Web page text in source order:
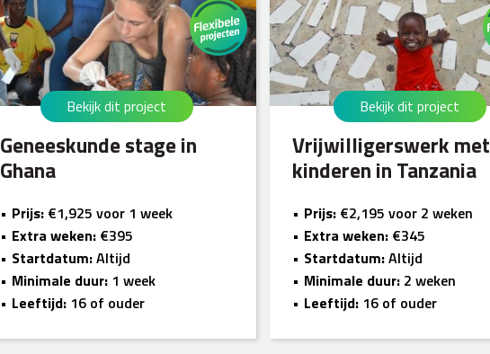
Geneeskunde stage in
Ghana
Bekijk dit project
Prijs:€1,925 voor 1 week
Extra weken:€395
Startdatum:Altijd
Minimale duur:1 week
Leeftijd:16 of ouder
Vrijwilligerswerk met
kinderen in Tanzania
Bekijk dit project
Prijs: €2,195 voor 2 weken
Extra weken: €345
Startdatum:Altijd
Minimale duur: 2 weken
Leeftijd: 16 of ouder